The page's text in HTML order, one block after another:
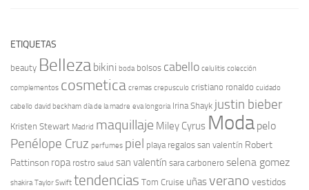
ETIQUETAS
beauty Belleza bikini boda bolsos cabello celulitis colección
complementos cosmetica cremas crepusculo cristiano ronaldo cuidado
cabello david beckham día de la madre eva longoria Irina Shayk justin bieber
Kristen Stewart Madrid maquillaje Miley Cyrus Moda pelo
Penélope Cruz perfumes piel playa regalos san valentín Robert
Pattinson ropa rostro salud san valentín sara carbonero selena gomez
shakira Taylor Swift tendencias Tom Cruise uñasverano vestidos